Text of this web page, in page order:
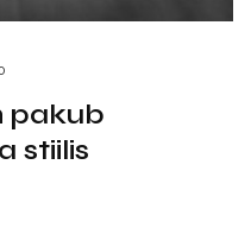
pakub
stiilis